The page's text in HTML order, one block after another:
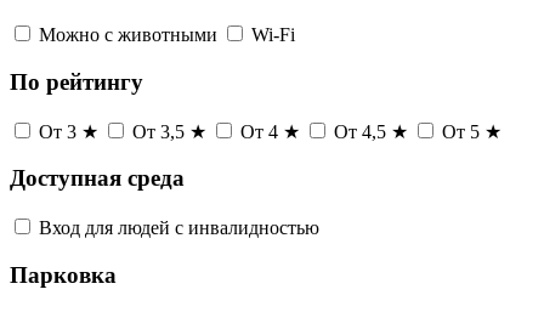
Можно с животными Wi-Fi
По рейтингу
От 3 ★ От 3,5 ★ От 4 ★ От 4,5 ★ От 5 ★
Доступная среда
Вход для людей с инвалидностью
Парковка